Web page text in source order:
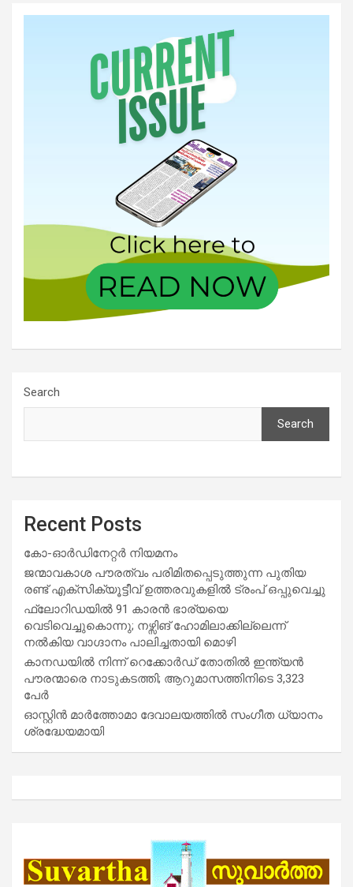
Search
Search
Recent Posts
കോ-ഓർഡിനേറ്റർ നിയമനം
ജന്മാവകാശ പൗരത്വം പരിമിതപ്പെടുത്തുന്ന പുതിയ
രണ്ട് എക്സിക്യൂട്ടീവ് ഉത്തരവുകളിൽ ട്രംപ് ഒപ്പുവെച്ചു
ഫ്ലോറിഡയിൽ 91 കാരൻ ഭാര്യയെ
വെടിവെച്ചുകൊന്നു; നഴ്സിങ് ഹോമിലാക്കില്ലെന്ന്
നൽകിയ വാഗ്ദാനം പാലിച്ചതായി മൊഴി
കാനഡയിൽ നിന്ന് റെക്കോർഡ് തോതിൽ ഇന്ത്യൻ
പൗരന്മാരെ നാടുകടത്തി; ആറുമാസത്തിനിടെ 3,323
പേർ
ഓസ്റ്റിൻ മാർത്തോമാ ദേവാലയത്തിൽ സംഗീത ധ്യാനം
ശ്രദ്ധേയമായി